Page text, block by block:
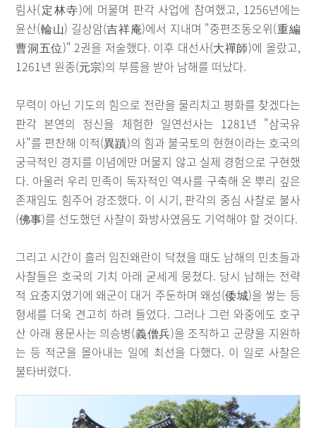
림사(定林寺)에 머물며 판각 사업에 참여했고, 1256년에는
윤산(輪山) 길상암(吉祥庵)에서 지내며 "중편조동오위(重編
曹洞五位)" 2권을 저술했다. 이후 대선사(大禪師)에 올랐고,
1261년 원종(元宗)의 부름을 받아 남해를 떠났다.
무력이 아닌 기도의 힘으로 전란을 물리치고 평화를 찾겠다는
판각 본연의 정신을 체험한 일연선사는 1281년 "삼국유
사"를 편찬해 이적(異蹟)의 힘과 불국토의 현현이라는 호국의
궁극적인 경지를 이념에만 머물지 않고 실제 경험으로 구현했
다. 아울러 우리 민족이 독자적인 역사를 구축해 온 뿌리 깊은
존재임도 힘주어 강조했다. 이 시기, 판각의 중심 사찰로 불사
(佛事)를 선도했던 사찰이 화방사였음도 기억해야 할 것이다.
그리고 시간이 흘러 임진왜란이 닥쳤을 때도 남해의 민초들과
사찰들은 호국의 기치 아래 굳세게 뭉쳤다. 당시 남해는 전략
적 요충지였기에 왜군이 대거 주둔하며 왜성(倭城)을 쌓는 등
형세를 더욱 견고히 하려 들었다. 그러나 그런 와중에도 호구
산 아래 용문사는 의승병(義僧兵)을 조직하고 군량을 지원하
는 등 적군을 몰아내는 일에 최선을 다했다. 이 일로 사찰은
불타버렸다.